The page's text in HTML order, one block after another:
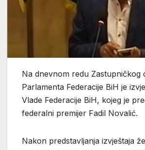
Na dnevnom redu Zastupničkog
Parlamenta Federacije BiH je
Vlade Federacije BiH, kojeg je
federalni premijer Fadil Novalić.
Nakon predstavljanja izvještaja